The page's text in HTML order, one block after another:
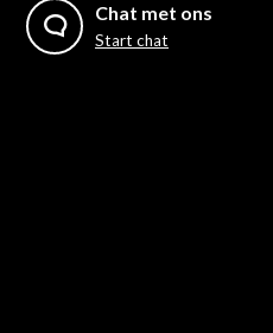
Chat met ons
Start chat